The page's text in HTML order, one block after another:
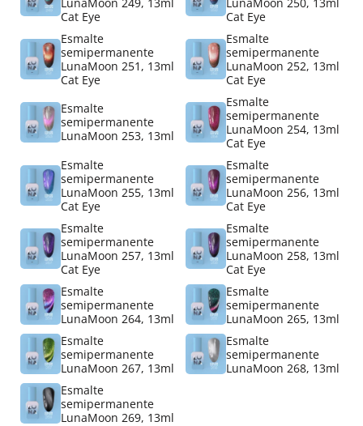
Cat Eye
Cat Eye
Esmalte
semipermanente
LunaMoon 251, 13ml
Cat Eye
Esmalte
semipermanente
LunaMoon 252, 13ml
Cat Eye
Esmalte
semipermanente
LunaMoon 253, 13ml
Esmalte
semipermanente
LunaMoon 254, 13ml
Cat Eye
Esmalte
semipermanente
LunaMoon 255, 13ml
Cat Eye
Esmalte
semipermanente
LunaMoon 256, 13ml
Cat Eye
Esmalte
semipermanente
LunaMoon 257, 13ml
Cat Eye
Esmalte
semipermanente
LunaMoon 258, 13ml
Cat Eye
Esmalte
semipermanente
LunaMoon 264, 13ml
Esmalte
semipermanente
LunaMoon 265, 13ml
Esmalte
semipermanente
LunaMoon 267, 13ml
Esmalte
semipermanente
LunaMoon 268, 13ml
Esmalte
semipermanente
LunaMoon 269, 13ml